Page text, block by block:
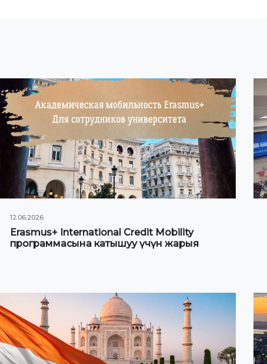
12.06.2026
Erasmus+ International Credit Mobility
программасына катышуу үчүн жарыя